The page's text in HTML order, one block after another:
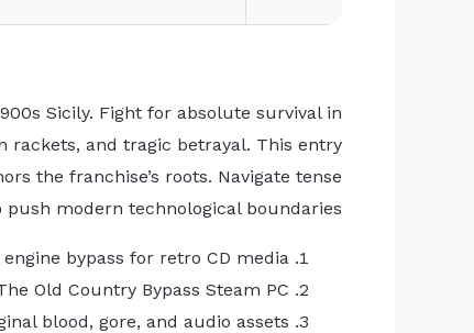
Sicily. Fight for absolute survival in
and tragic betrayal. This entry
the franchise’s roots. Navigate tense
modern technological boundaries.
bypass for retro CD media
Old Country Bypass Steam PC
blood, gore, and audio assets